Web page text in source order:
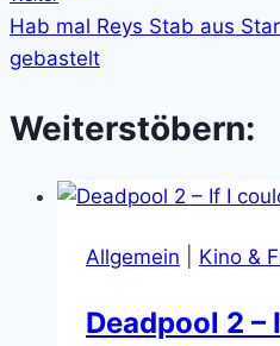
Hab mal Reys Stab aus
gebastelt
Weiterstöbern:
Allgemein Kino &
Deadpool 2